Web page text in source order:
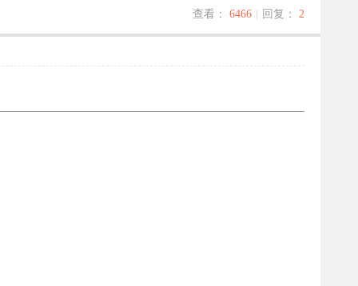
查看： 6466 回复： 2